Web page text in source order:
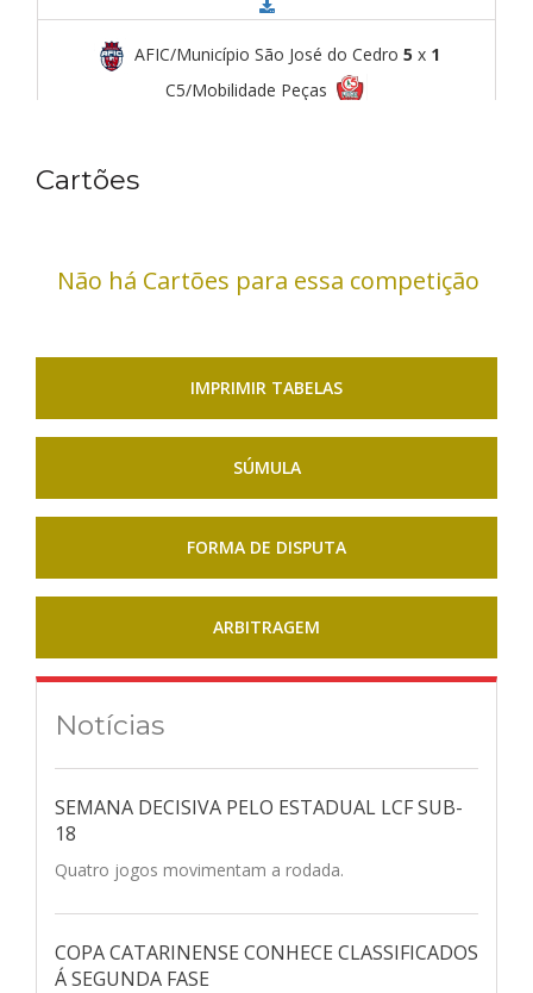
AFIC/Município São José do Cedro 5 x 1
C5/Mobilidade Peças
Ginásio AABB Chapecó
Cartões
Não há Cartões para essa competição
IMPRIMIR TABELAS
SÚMULA
FORMA DE DISPUTA
ARBITRAGEM
Notícias
SEMANA DECISIVA PELO ESTADUAL LCF SUB-
18
Quatro jogos movimentam a rodada.
COPA CATARINENSE CONHECE CLASSIFICADOS
Á SEGUNDA FASE